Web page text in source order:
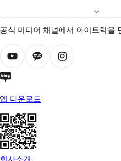
공식 미디어 채널에서 아이트럭을
앱 다운로드
회사소개 |